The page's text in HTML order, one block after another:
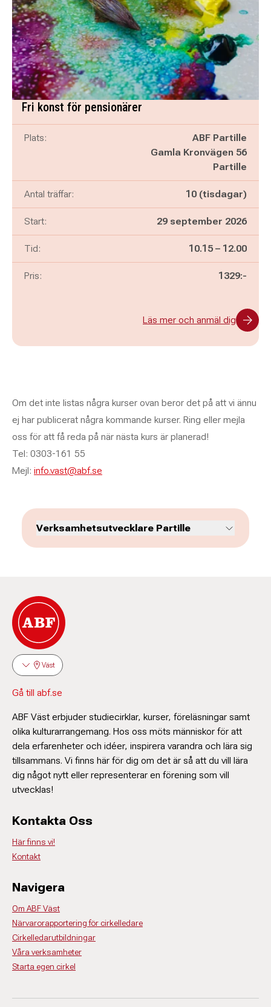
Fri konst för pensionärer
Plats:
ABF Partille
Gamla Kronvägen 56
Partille
Antal träffar: 10 (tisdagar)
Start: 29 september 2026
Tid: Pågår mellan
10.15 – och
12.00
Pris: 1329:-
Läs mer och anmäl dig
Om det inte listas några kurser ovan beror det på att vi ännu
ej har publicerat några kommande kurser. Ring eller mejla
oss för att få reda på när nästa kurs är planerad!
Tel: 0303-161 55
Mejl: info.vast@abf.se
Verksamhetsutvecklare Partille
Sholeh Maki
073-020 40 14
Väst
Gå till abf.se
ABF Väst erbjuder studiecirklar, kurser, föreläsningar samt
olika kulturarrangemang. Hos oss möts människor för att
dela erfarenheter och idéer, inspirera varandra och lära sig
tillsammans. Vi finns här för dig om det är så att du vill lära
dig något nytt eller representerar en förening som vill
utvecklas!
Kontakta Oss
Här finns vi!
Kontakt
Navigera
Om ABF Väst
Närvarorapportering för cirkelledare
Cirkelledarutbildningar
Våra verksamheter
Starta egen cirkel